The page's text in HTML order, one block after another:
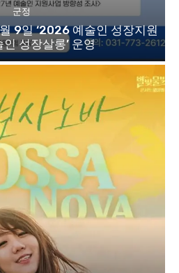
군정
9일 ‘2026 예술인 성장지원
성장살롱’ 운영